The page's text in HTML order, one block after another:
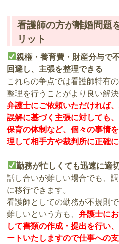
看護師の方が離婚問題
リット
親権・養育費・財産分与で
回避し、主張を整理できる
これらの争点では看護師特有
整理を行うことがより良い解
弁護士にご依頼いただければ
誤解に基づく主張に対しても
保育の体制など、個々の事情
理して相手方や裁判所に正確
勤務が忙しくても迅速に適
話し合いが難しい場合でも、
に移行できます。
看護師としての勤務が不規則
難しいという方も、弁護士に
して書類の作成・提出を行い
ートいたしますので仕事への